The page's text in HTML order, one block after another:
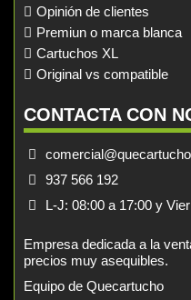
Opinión de clientes
Premiun o marca blanca
Cartuchos XL
Original vs compatible
CONTACTA CON
937 566 192
L-J: 08:00 a 17:00 y
Empresa dedicada a la
precios muy asequibles.
Equipo de Quecartucho